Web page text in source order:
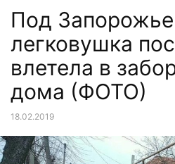
Под
легковушка
влетела в
дома (ФОТО)
18.02.2019